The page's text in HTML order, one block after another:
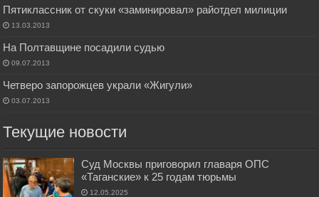
Пятиклассник от скуки «заминировал» райотдел милиции
13.03.2013
На Полтавщине посадили судью
09.07.2013
Четверо запорожцев украли «Жигули»
03.07.2013
Текущие новости
Суд Москвы приговорил главаря ОПС
«Таганские» к 25 годам тюрьмы
12.05.2025